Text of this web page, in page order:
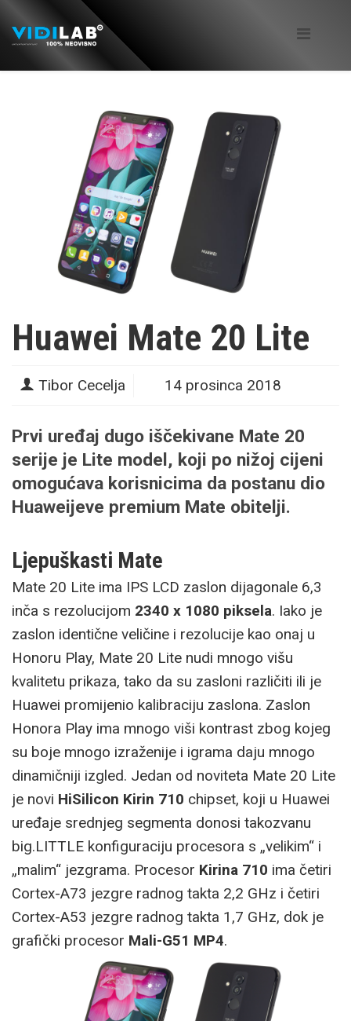
Huawei Mate 20 Lite
Tibor Cecelja 14 prosinca 2018
Prvi uređaj dugo iščekivane Mate 20
serije je Lite model, koji po nižoj cijeni
omogućava korisnicima da postanu dio
Huaweijeve premium Mate obitelji.
Ljepuškasti Mate
Mate 20 Lite ima IPS LCD zaslon dijagonale 6,3
inča s rezolucijom 2340 x 1080 piksela. Iako je
zaslon identične veličine i rezolucije kao onaj u
Honoru Play, Mate 20 Lite nudi mnogo višu
kvalitetu prikaza, tako da su zasloni različiti ili je
Huawei promijenio kalibraciju zaslona. Zaslon
Honora Play ima mnogo viši kontrast zbog kojeg
su boje mnogo izraženije i igrama daju mnogo
dinamičniji izgled. Jedan od noviteta Mate 20 Lite
je novi HiSilicon Kirin 710 chipset, koji u Huawei
uređaje srednjeg segmenta donosi takozvanu
big.LITTLE konfiguraciju procesora s „velikim“ i
„malim“ jezgrama. Procesor Kirina 710 ima četiri
Cortex-A73 jezgre radnog takta 2,2 GHz i četiri
Cortex-A53 jezgre radnog takta 1,7 GHz, dok je
grafički procesor Mali-G51 MP4.